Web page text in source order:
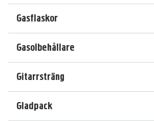
Gasflaskor
Gasolbehållare
Gitarrsträng
Gladpack